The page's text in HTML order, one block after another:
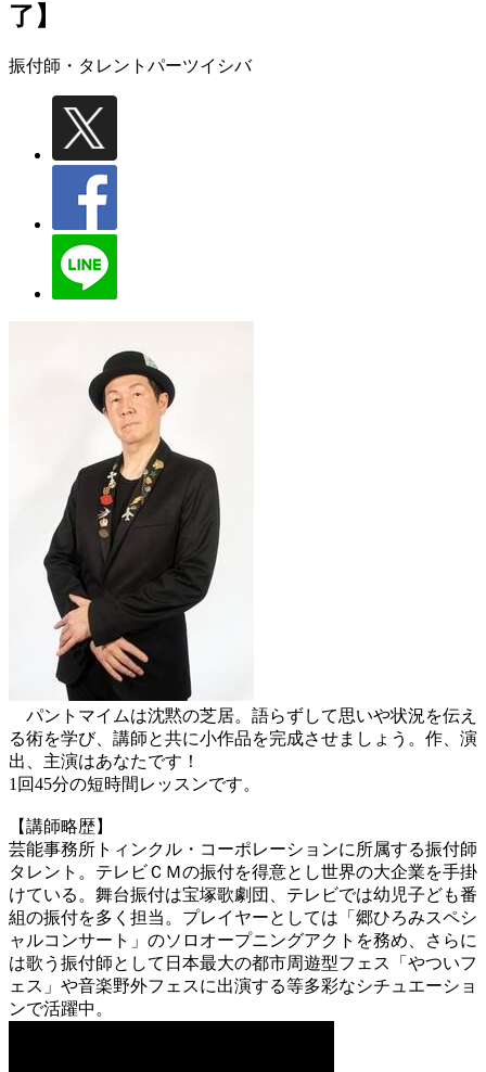
了】
振付師・タレント パーツイシバ
パントマイムは沈黙の芝居。語らずして思いや状況を伝え
る術を学び、講師と共に小作品を完成させましょう。作、演
出、主演はあなたです！
1回45分の短時間レッスンです。
【講師略歴】
芸能事務所トィンクル・コーポレーションに所属する振付師
タレント。テレビＣＭの振付を得意とし世界の大企業を手掛
けている。舞台振付は宝塚歌劇団、テレビでは幼児子ども番
組の振付を多く担当。プレイヤーとしては「郷ひろみスペシ
ャルコンサート」のソロオープニングアクトを務め、さらに
は歌う振付師として日本最大の都市周遊型フェス「やついフ
ェス」や音楽野外フェスに出演する等多彩なシチュエーショ
ンで活躍中。